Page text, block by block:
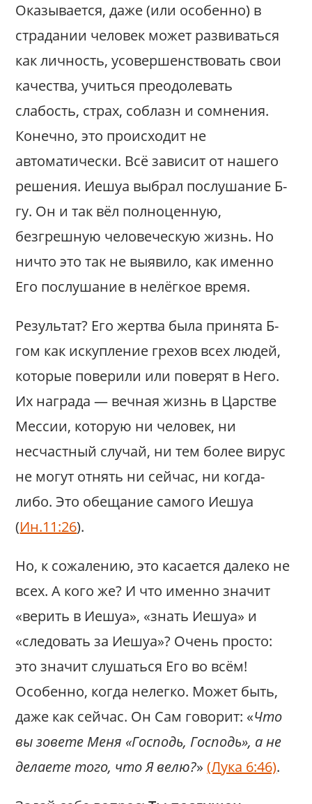
Оказывается, даже (или особенно) в
страдании человек может развиваться
как личность, усовершенствовать свои
качества, учиться преодолевать
слабость, страх, соблазн и сомнения.
Конечно, это происходит не
автоматически. Всё зависит от нашего
решения. Иешуа выбрал послушание Б-
гу. Он и так вёл полноценную,
безгрешную человеческую жизнь. Но
ничто это так не выявило, как именно
Его послушание в нелёгкое время.
Результат? Его жертва была принята Б-
гом как искупление грехов всех людей,
которые поверили или поверят в Него.
Их награда — вечная жизнь в Царстве
Мессии, которую ни человек, ни
несчастный случай, ни тем более вирус
не могут отнять ни сейчас, ни когда-
либо. Это обещание самого Иешуа
(Ин.11:26).
Но, к сожалению, это касается далеко не
всех. А кого же? И что именно значит
«верить в Иешуа», «знать Иешуа» и
«следовать за Иешуа»? Очень просто:
это значит слушаться Его во всём!
Особенно, когда нелегко. Может быть,
даже как сейчас. Он Сам говорит: «Что
вы зовете Меня «Господь, Господь», а не
делаете того, что Я велю?»(Лука 6:46).